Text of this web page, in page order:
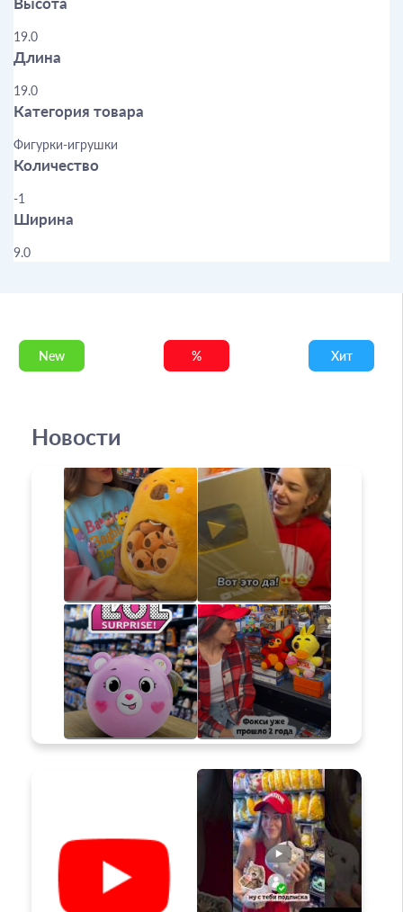
19.0
Длина
19.0
Категория товара
Фигурки-игрушки
Количество
-1
Ширина
9.0
New % Хит
Новости